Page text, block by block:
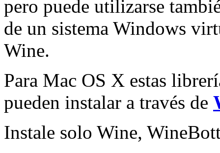
pero puede utilizarse
de un sistema Windows
Wine.
Para Mac OS X estas
pueden instalar a través de
Instale solo Wine,